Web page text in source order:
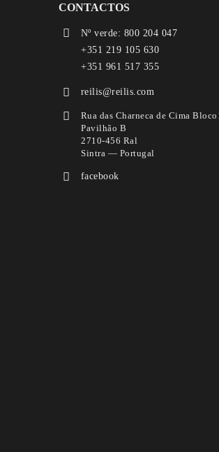
CONTACTOS
Nº verde: 800 204 047
+351 219 105 630
+351 961 517 355
reilis@reilis.com
Rua das Charneca de Cima
Pavilhão B
2710-456 Ral
Sintra — Portugal
facebook